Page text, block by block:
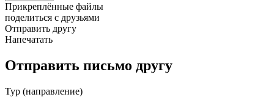
Прикреплённые файлы
поделиться с друзьями
Отправить другу
Напечатать
Отправить письмо другу
Тур (направление)